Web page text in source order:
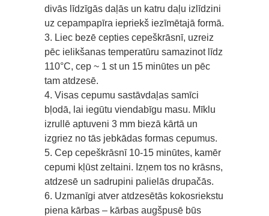
divās līdzīgās daļās un katru daļu izlīdzini
uz cepampapīra iepriekš iezīmētajā formā.
3. Liec bezē cepties cepeškrāsnī, uzreiz
pēc ielikšanas temperatūru samazinot līdz
110°C, cep ~ 1 st un 15 minūtes un pēc
tam atdzesē.
4. Visas cepumu sastāvdaļas samīci
bļodā, lai iegūtu viendabīgu masu. Mīklu
izrullē aptuveni 3 mm biezā kārtā un
izgriez no tās jebkādas formas cepumus.
5. Cep cepeškrāsnī 10-15 minūtes, kamēr
cepumi kļūst zeltaini. Izņem tos no krāsns,
atdzesē un sadrupini palielās drupačās.
6. Uzmanīgi atver atdzesētās kokosriekstu
piena kārbas – kārbas augšpusē būs